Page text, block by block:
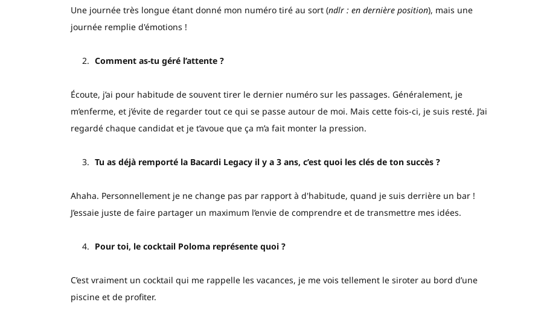
Une journée très longue étant donné mon numéro tiré au sort (ndlr : en dernière position), mais une
journée remplie d'émotions !
Comment as-tu géré l’attente ?
Écoute, j’ai pour habitude de souvent tirer le dernier numéro sur les passages. Généralement, je
m’enferme, et j’évite de regarder tout ce qui se passe autour de moi. Mais cette fois-ci, je suis resté. J’ai
regardé chaque candidat et je t’avoue que ça m’a fait monter la pression.
Tu as déjà remporté la Bacardi Legacy il y a 3 ans, c’est quoi les clés de ton succès ?
Ahaha. Personnellement je ne change pas par rapport à d'habitude, quand je suis derrière un bar !
J’essaie juste de faire partager un maximum l’envie de comprendre et de transmettre mes idées.
Pour toi, le cocktail Poloma représente quoi ?
C’est vraiment un cocktail qui me rappelle les vacances, je me vois tellement le siroter au bord d’une
piscine et de profiter.